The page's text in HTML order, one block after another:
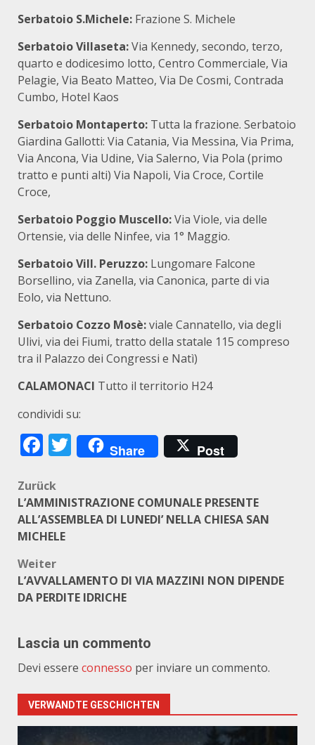
Serbatoio S.Michele: Frazione S. Michele
Serbatoio Villaseta:Via Kennedy, secondo, terzo,
quarto e dodicesimo lotto, Centro Commerciale, Via
Pelagie, Via Beato Matteo, Via De Cosmi, Contrada
Cumbo, Hotel Kaos
Serbatoio Montaperto: Tutta la frazione. Serbatoio
Giardina Gallotti: Via Catania, Via Messina, Via Prima,
Via Ancona, Via Udine, Via Salerno, Via Pola (primo
tratto e punti alti) Via Napoli, Via Croce, Cortile
Croce,
Serbatoio Poggio Muscello:Via Viole, via delle
Ortensie, via delle Ninfee, via 1° Maggio.
Serbatoio Vill. Peruzzo: Lungomare Falcone
Borsellino, via Zanella, via Canonica, parte di via
Eolo, via Nettuno.
Serbatoio Cozzo Mosè:viale Cannatello, via degli
Ulivi, via dei Fiumi, tratto della statale 115 compreso
tra il Palazzo dei Congressi e Natì)
CALAMONACI Tutto il territorio H24
condividi su:
Facebook
Twitter
Share Post
Beitragsnavigation
Zurück
L’AMMINISTRAZIONE COMUNALE PRESENTE
ALL’ASSEMBLEA DI LUNEDI’ NELLA CHIESA SAN
MICHELE
Weiter
L’AVVALLAMENTO DI VIA MAZZINI NON DIPENDE
DA PERDITE IDRICHE
Lascia un commento
Devi essere connesso per inviare un commento.
VERWANDTE GESCHICHTEN